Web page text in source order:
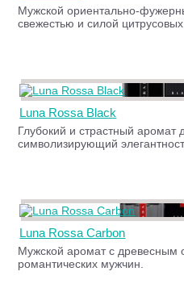
Мужской ориентально-
свежестью и силой
Luna Rossa Black
Глубокий и страстный аромат
символизирующий
Luna Rossa Carbon
Мужской аромат с древесным
романтических мужчин.